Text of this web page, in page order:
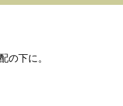
の下に。